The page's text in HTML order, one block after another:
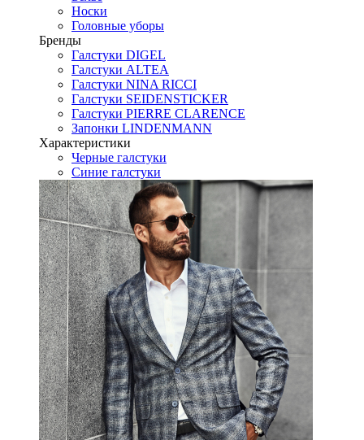
Носки
Головные уборы
Бренды
Галстуки DIGEL
Галстуки ALTEA
Галстуки NINA RICCI
Галстуки SEIDENSTICKER
Галстуки PIERRE CLARENCE
Запонки LINDENMANN
Характеристики
Черные галстуки
Синие галстуки